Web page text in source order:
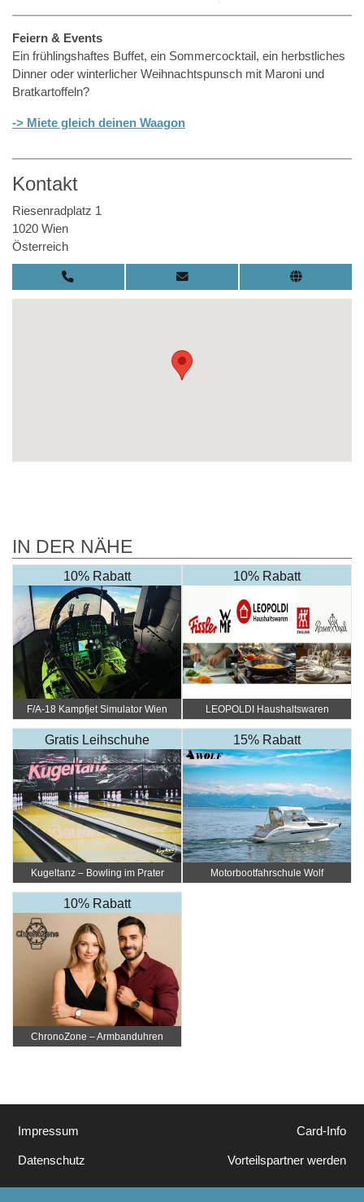
Feiern & Events
Ein frühlingshaftes Buffet, ein Sommercocktail, ein herbstliches
Dinner oder winterlicher Weihnachtspunsch mit Maroni und
Bratkartoffeln?
-> Miete gleich deinen Waagon
Kontakt
Riesenradplatz 1
1020 Wien
Österreich
IN DER NÄHE
10% Rabatt
F/A-18 Kampfjet Simulator Wien
10% Rabatt
LEOPOLDI Haushaltswaren
Gratis Leihschuhe
Kugeltanz – Bowling im Prater
15% Rabatt
Motorbootfahrschule Wolf
10% Rabatt
ChronoZone – Armbanduhren
Impressum
Datenschutz
Card-Info
Vorteilspartner werden